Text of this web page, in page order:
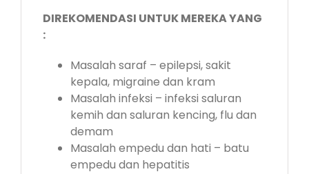
DIREKOMENDASI UNTUK MEREKA YANG
:
Masalah saraf – epilepsi, sakit
kepala, migraine dan kram
Masalah infeksi – infeksi saluran
kemih dan saluran kencing, flu dan
demam
Masalah empedu dan hati – batu
empedu dan hepatitis